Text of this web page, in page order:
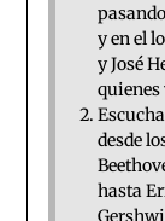
y en el
y José
quienes
desde
hasta